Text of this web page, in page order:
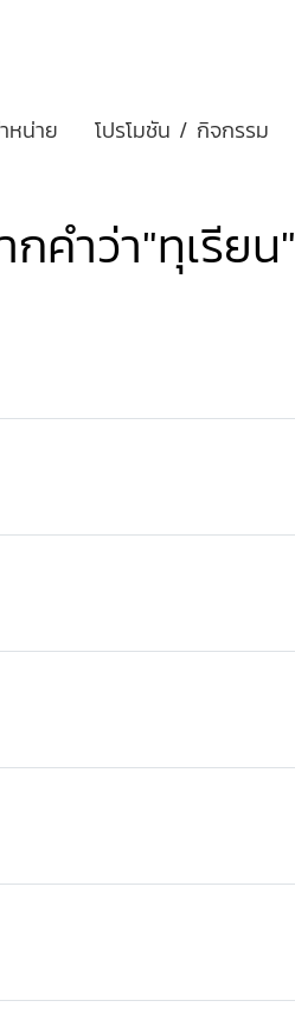
หน่าย โปรโมชัน / กิจกรรม
คำว่า"ทุเรียน"